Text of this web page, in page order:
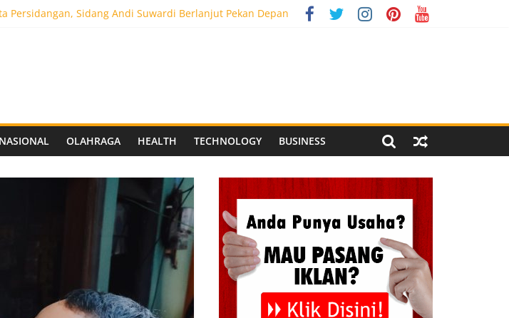
Persidangan, Sidang Andi Suwardi Berlanjut Pekan Depan
10 Ribu Penonton, Dekat Exit Tol Pegandon
di Final OLIVIA XI 2026
Website dan Siapkan Sistem Social Media Tracking
OLAHRAGA HEALTH TECHNOLOGY BUSINESS